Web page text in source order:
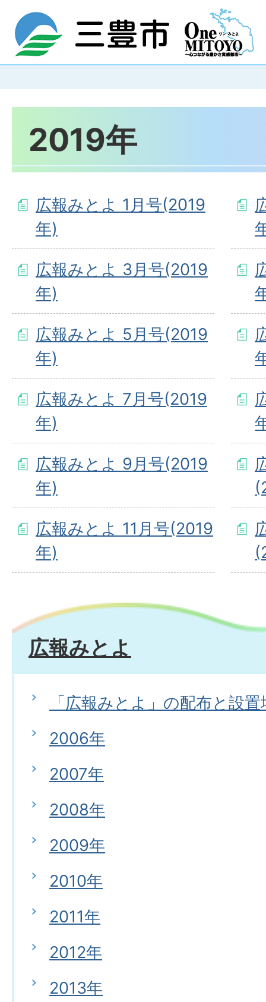
2019年
広報みとよ 1月号(2019
年)
広報みとよ 3月号(2019
年)
広報みとよ 5月号(2019
年)
広報みとよ 7月号(2019
年)
広報みとよ 9月号(2019
年)
広報みとよ 11月号(2019
年)
広報みとよ
「広報みとよ」の配布と設置
2006年
2007年
2008年
2009年
2010年
2011年
2012年
2013年